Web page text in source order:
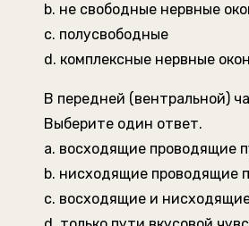
b. не свободные нервные
c. полусвободные
d. комплексные нервные
В передней (вентральной)
Выберите один ответ.
a. восходящие проводящие
b. нисходящие проводящие
c. восходящие и